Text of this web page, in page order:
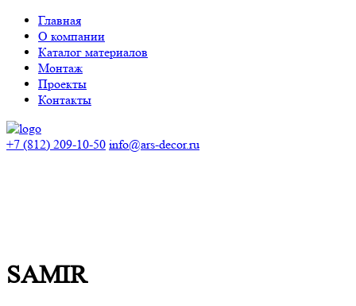
Главная
О компании
Каталог материалов
Монтаж
Проекты
Контакты
+7 (812) 209-10-50 info@ars-decor.ru
SAMIR